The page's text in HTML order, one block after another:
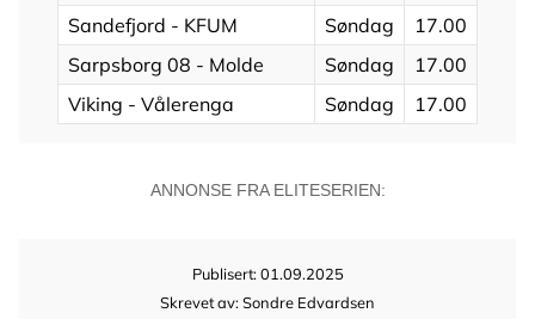
Sandefjord - KFUM Søndag
17.00
Sarpsborg 08 - Molde
Søndag
17.00
Viking - Vålerenga
Søndag 17.00
ANNONSE FRA ELITESERIEN:
Publisert: 01.09.2025
Skrevet av: Sondre Edvardsen